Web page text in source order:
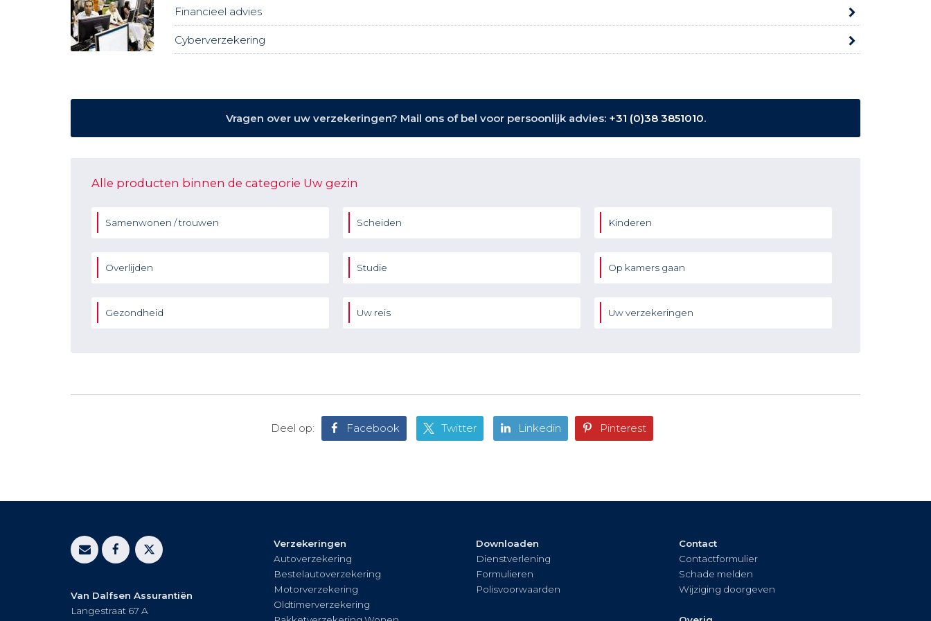
Financieel advies
Cyberverzekering
Vragen over uw verzekeringen? Mail ons of bel voor persoonlijk advies: +31 (0)38 3851010.
Alle producten binnen de categorie Uw gezin
Samenwonen / trouwen Scheiden Kinderen
Overlijden Studie Op kamers gaan
Gezondheid Uw reis Uw verzekeringen
Deel op: Facebook Twitter Linkedin Pinterest
Van Dalfsen Assurantiën
Langestraat 67 A
Verzekeringen
Autoverzekering
Bestelautoverzekering
Motorverzekering
Oldtimerverzekering
Downloaden
Dienstverlening
Formulieren
Polisvoorwaarden
Contact
Contactformulier
Schade melden
Wijziging doorgeven